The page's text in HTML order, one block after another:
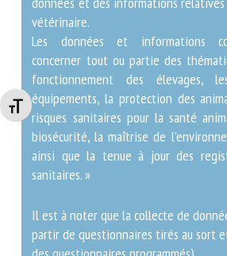
Changer la taille de la police
à la santé publique vétérinaire.
Les données et informations
concerner tout ou partie des
fonctionnement des élevages,
équipements, la protection des
risques sanitaires pour la santé
biosécurité, la maîtrise de
animaux, ainsi que la tenue à jour
documents sanitaires. »
Il est à noter que la collecte de
partir de questionnaires tirés au sort
(6% des questionnaires programmés).